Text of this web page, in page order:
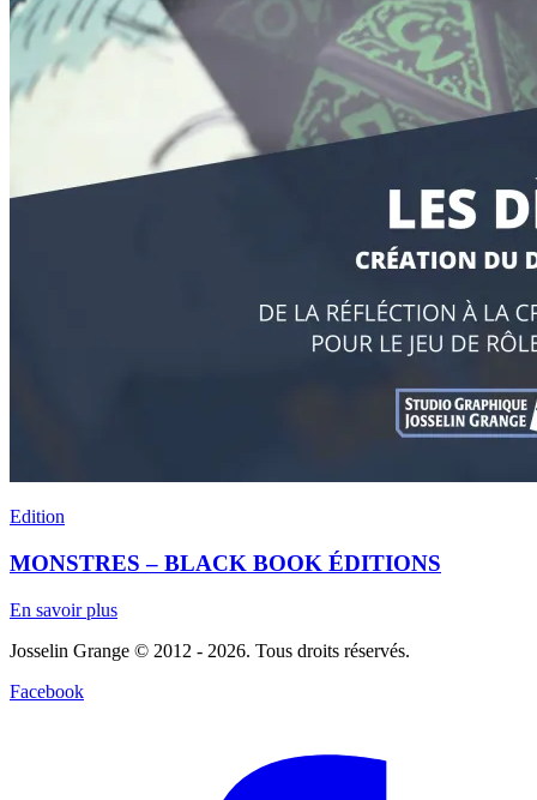
Edition
MONSTRES – BLACK BOOK ÉDITIONS
En savoir plus
Josselin Grange © 2012 - 2026. Tous droits réservés.
Facebook